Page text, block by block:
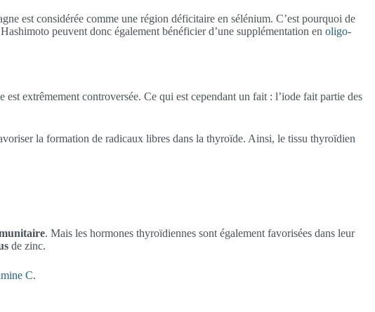
est considérée comme une région déficitaire en sélénium. C’est pourquoi de
peuvent donc également bénéficier d’une supplémentation en oligo-
extrêmement controversée. Ce qui est cependant un fait : l’iode fait partie des
la formation de radicaux libres dans la thyroïde. Ainsi, le tissu thyroïdien
. Mais les hormones thyroïdiennes sont également favorisées dans leur
de zinc.
C.